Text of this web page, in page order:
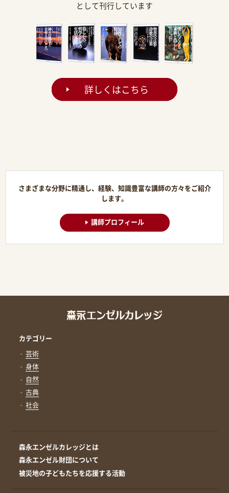
として刊行しています
詳しくはこちら
さまざまな分野に精通し、経験、知識豊富な講師の方々をご紹介
します。
講師プロフィール
カテゴリー
芸術
身体
自然
古典
社会
森永エンゼルカレッジとは
森永エンゼル財団について
被災地の子どもたちを応援する活動